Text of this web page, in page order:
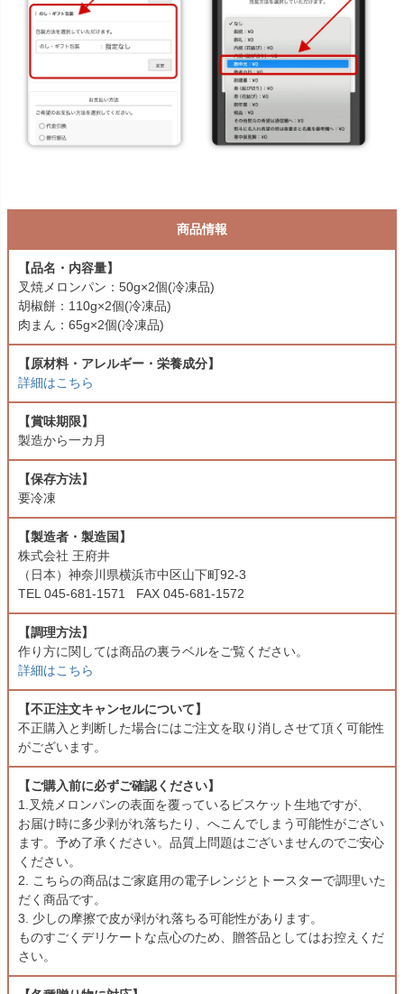
商品情報
【品名・内容量】
叉焼メロンパン：50g×2個(冷凍品)
胡椒餅：110g×2個(冷凍品)
肉まん：65g×2個(冷凍品)
【原材料・アレルギー・栄養成分】
詳細はこちら
【賞味期限】
製造から一カ月
【保存方法】
要冷凍
【製造者・製造国】
株式会社 王府井
（日本）神奈川県横浜市中区山下町92-3
TEL 045-‎681-1571 FAX 045-‎681-1572
【調理方法】
作り方に関しては商品の裏ラベルをご覧ください。
詳細はこちら
【不正注文キャンセルについて】
不正購入と判断した場合にはご注文を取り消しさせて頂く可能性
がございます。
【ご購入前に必ずご確認ください】
1.叉焼メロンパンの表面を覆っているビスケット生地ですが、
お届け時に多少剥がれ落ちたり、へこんでしまう可能性がござい
ます。予め了承ください。品質上問題はございませんのでご安心
ください。
2. こちらの商品はご家庭用の電子レンジとトースターで調理いた
だく商品です。
3. 少しの摩擦で皮が剥がれ落ちる可能性があります。
ものすごくデリケートな点心のため、贈答品としてはお控えくだ
さい。